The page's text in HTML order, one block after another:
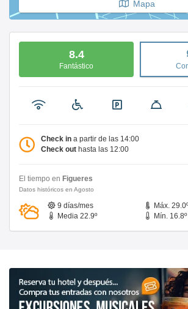
Mapa
8.4
Fantástico
Check in a partir de las 14:00
Check out hasta las 12:00
El tiempo en Figueres
Datos históricos en Agosto
9 días/mes
Máx. 29.0º
Media 22.9º
Mín. 16.8º